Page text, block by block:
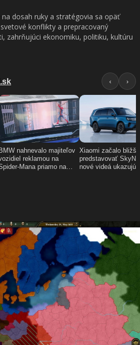
na dosah ruky a stratégovia sa opäť
konflikty a prepracovaný
zahrňujúci ekonomiku, politiku, kultúru